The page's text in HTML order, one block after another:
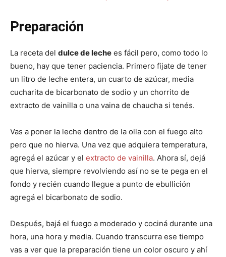
Preparación
La receta del dulce de leche es fácil pero, como todo lo
bueno, hay que tener paciencia. Primero fijate de tener
un litro de leche entera, un cuarto de azúcar, media
cucharita de bicarbonato de sodio y un chorrito de
extracto de vainilla o una vaina de chaucha si tenés.
Vas a poner la leche dentro de la olla con el fuego alto
pero que no hierva. Una vez que adquiera temperatura,
agregá el azúcar y el extracto de vainilla. Ahora sí, dejá
que hierva, siempre revolviendo así no se te pega en el
fondo y recién cuando llegue a punto de ebullición
agregá el bicarbonato de sodio.
Después, bajá el fuego a moderado y cociná durante una
hora, una hora y media. Cuando transcurra ese tiempo
vas a ver que la preparación tiene un color oscuro y ahí